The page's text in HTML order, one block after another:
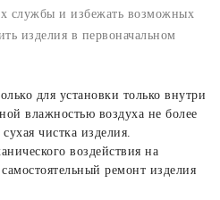
службы и избежать возможных
изделия в первоначальном
для установки только внутри
влажностью воздуха не более
чистка изделия.
воздействия на
ремонт изделия